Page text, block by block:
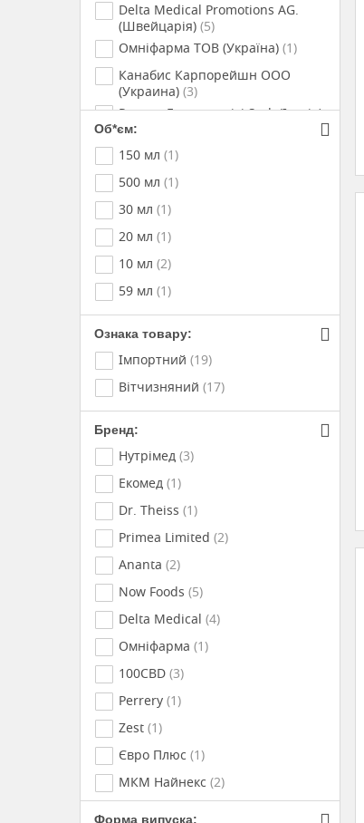
Delta Medical Promotions AG.
(Швейцарія) (5)
Омніфарма ТОВ (Україна) (1)
Канабис Карпорейшн ООО
(Украина) (3)
Perrery Farmaсeutici S.r.l. (Італія)
(1)
Нутрімед ТОВ (Україна)
Краса та Здоров*я (Україна)
Євро Плюс ПП (Україна)
МКМ Найнекс (Україна)
Лабіальфарма-Лабораторія
Гров Фарм (Україна)
Голден-Фарм (Україна)
Pro-pharma (Франція)
Labialfarma Lab (Португалія)(1)
Фарм Райз (Україна)
Квайссер Фарма ГмбХ и Ко. КГ
(Німетччина)
Об*єм:
150 мл (1)
500 мл (1)
30 мл (1)
20 мл (1)
10 мл (2)
59 мл (1)
Ознака товару:
Імпортний (19)
Вітчизняний (17)
Бренд:
Нутрімед (3)
Екомед (1)
Dr. Theiss (1)
Primea Limited (2)
Ananta (2)
Now Foods (5)
Delta Medical (4)
Омніфарма (1)
100CBD (3)
Perrery (1)
Zest (1)
Євро Плюс (1)
МКМ Найнекс (2)
Форма випуска: